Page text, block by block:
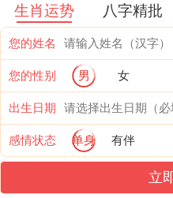
骤转为联营模式才转
值的关注的是以后的
年的财运将渐渐回暖
「天德贵人」入命时
产增值。
生肖运势 八字精批
您的姓名
您的性别 男 女
出生日期
感情状态 单身 有伴
立